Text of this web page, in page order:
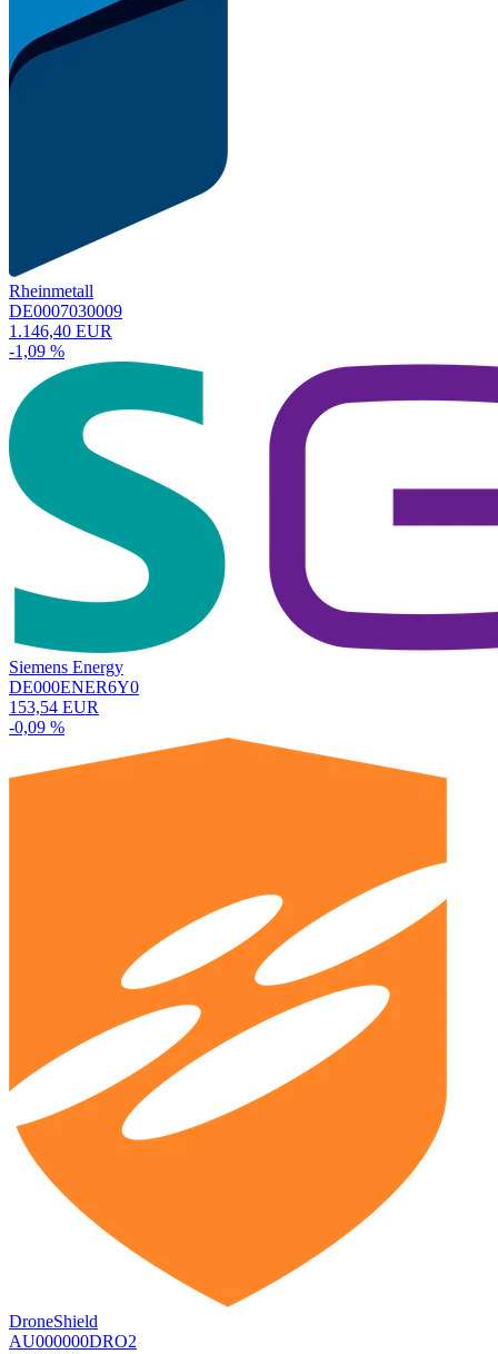
Rheinmetall
DE0007030009
1.146,40 EUR
-1,09 %
Siemens Energy
DE000ENER6Y0
153,54 EUR
-0,09 %
DroneShield
AU000000DRO2